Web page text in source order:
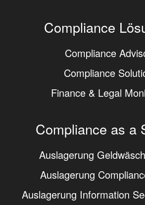
Compliance
Compliance
Compliance
Finance & Legal
Compliance as a
Auslagerung
Auslagerung
Auslagerung Information